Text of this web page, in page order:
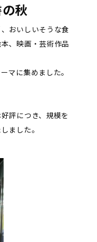
秋
おいしいそうな食
、映画・芸術作品
マに集めました。
評につき、規模を
ました。